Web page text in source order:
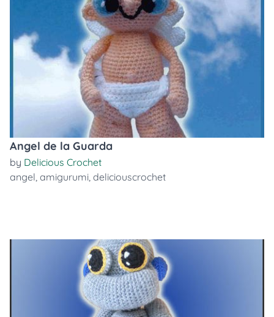
Angel de la Guarda
by Delicious Crochet
angel, amigurumi, deliciouscrochet